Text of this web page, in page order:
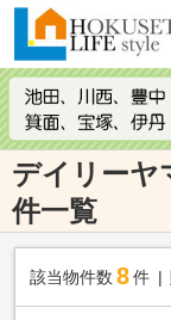
デイリーヤ
件一覧
該当物件数 8件